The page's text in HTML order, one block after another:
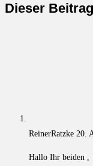
Dieser
ReinerRatzke 20.
Hallo Ihr beiden ,